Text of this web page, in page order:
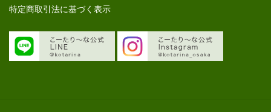
特定商取引法に基づく表示